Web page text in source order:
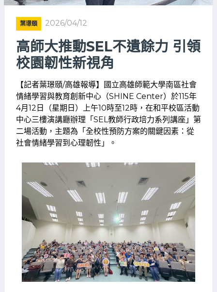
葉璟頤 2026/04/12
高師大推動SEL不遺餘力 引領
校園韌性新視角
【記者葉璟頤/高雄報導】國立高雄師範大學南區社會
情緒學習與教育創新中心（SHINE Center）於115年
4月12日（星期日）上午10時至12時，在和平校區活動
中心三樓演講廳辦理「SEL教師行政培力系列講座」第
二場活動，主題為「全校性預防方案的關鍵因素：從
社會情緒學習到心理韌性」。